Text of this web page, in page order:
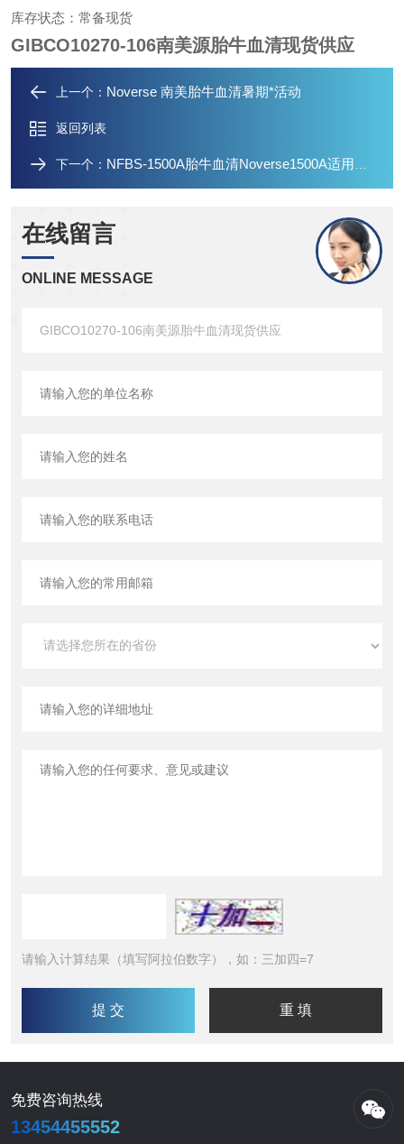
库存状态：常备现货
GIBCO10270-106南美源胎牛血清现货供应
上一个： Noverse 南美胎牛血清暑期*活动
返回列表
下一个： NFBS-1500A胎牛血清Noverse1500A适用骨髓间充质干细胞
在线留言
ONLINE MESSAGE
请输入计算结果（填写阿拉伯数字），如：三加四=7
免费咨询热线
13454455552